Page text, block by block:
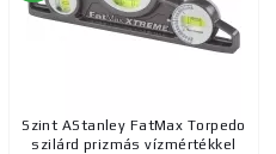
Szint AStanley FatMax Torpedo
szilárd prizmás vízmértékkel